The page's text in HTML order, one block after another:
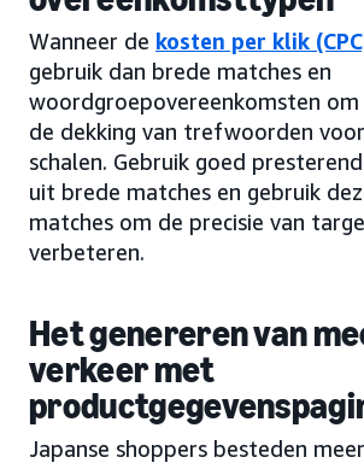
Wanneer de kosten per klik
gebruik dan brede matches en
woordgroepovereenkomsten
de dekking van trefwoorden
schalen. Gebruik goed
uit brede matches en gebruik
matches om de precisie van
verbeteren.
Het genereren van
verkeer met
Japanse shoppers besteden